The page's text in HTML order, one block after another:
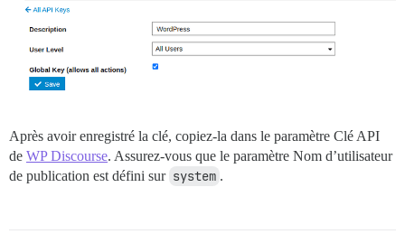
Après avoir enregistré la clé, copiez-la dans le paramètre Clé API
de WP Discourse. Assurez-vous que le paramètre Nom d’utilisateur
de publication est défini sur system .